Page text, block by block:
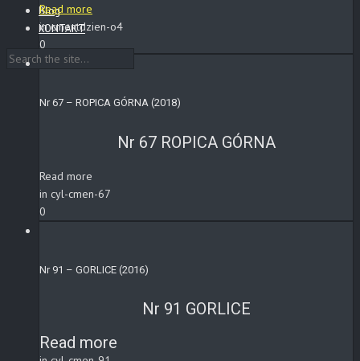
Blog
KONTAKT
Read more
in cmentdzien-o4
0
Nr 67 – ROPICA GÓRNA (2018)
Nr 67 ROPICA GÓRNA
Read more
in cyl-cmen-67
0
Nr 91 – GORLICE (2016)
Nr 91 GORLICE
Read more